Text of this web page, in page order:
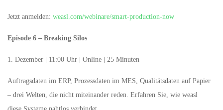
Jetzt anmelden: weasl.com/webinare/smart-production-now
Episode 6 – Breaking Silos
1. Dezember | 11:00 Uhr | Online | 25 Minuten
Auftragsdaten im ERP, Prozessdaten im MES, Qualitätsdaten auf Papier
– drei Welten, die nicht miteinander reden. Erfahren Sie, wie weasl